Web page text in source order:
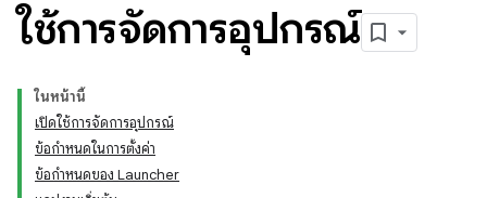
ใช้การจัดการอุปกรณ์
ในหน้านี้
เปิดใช้การจัดการอุปกรณ์
ข้อกำหนดในการตั้งค่า
ข้อกำหนดของ Launcher